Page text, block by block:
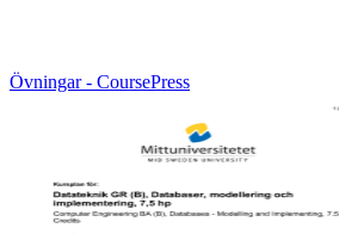
Övningar - CoursePress